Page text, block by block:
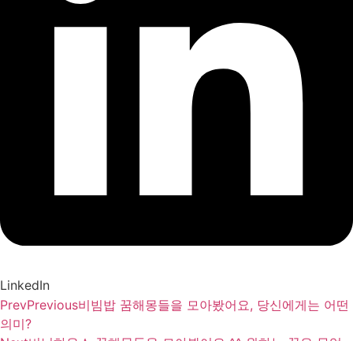
LinkedIn
PrevPrevious비빔밥 꿈해몽들을 모아봤어요, 당신에게는 어떤
의미?